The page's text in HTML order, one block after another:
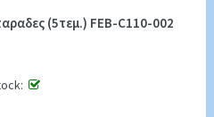
(5τεμ.) FEB-C110-002